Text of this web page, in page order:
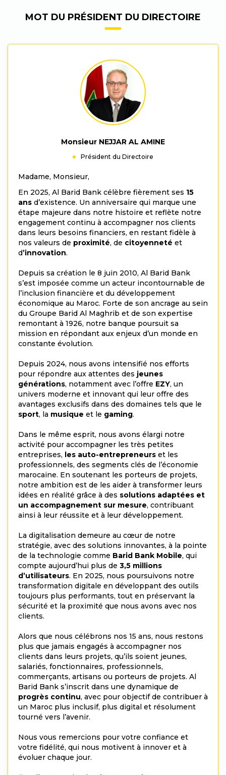
MOT DU PRÉSIDENT DU DIRECTOIRE
Monsieur NEJJAR AL AMINE
Président du Directoire
Madame, Monsieur,
En 2025, Al Barid Bank célèbre fièrement ses 15
ans d’existence. Un anniversaire qui marque une
étape majeure dans notre histoire et reflète notre
engagement continu à accompagner nos clients
dans leurs besoins financiers, en restant fidèle à
nos valeurs de proximité, de citoyenneté et
d’innovation.
Depuis sa création le 8 juin 2010, Al Barid Bank
s’est imposée comme un acteur incontournable de
l’inclusion financière et du développement
économique au Maroc. Forte de son ancrage au sein
du Groupe Barid Al Maghrib et de son expertise
remontant à 1926, notre banque poursuit sa
mission en répondant aux enjeux d’un monde en
constante évolution.
Depuis 2024, nous avons intensifié nos efforts
pour répondre aux attentes des jeunes
générations, notamment avec l’offre EZY, un
univers moderne et innovant qui leur offre des
avantages exclusifs dans des domaines tels que le
sport, la musique et le gaming.
Dans le même esprit, nous avons élargi notre
activité pour accompagner les très petites
entreprises, les auto-entrepreneurs et les
professionnels, des segments clés de l’économie
marocaine. En soutenant les porteurs de projets,
notre ambition est de les aider à transformer leurs
idées en réalité grâce à des solutions adaptées et
un accompagnement sur mesure, contribuant
ainsi à leur réussite et à leur développement.
La digitalisation demeure au cœur de notre
stratégie, avec des solutions innovantes, à la pointe
de la technologie comme Barid Bank Mobile, qui
compte aujourd’hui plus de 3,5 millions
d’utilisateurs. En 2025, nous poursuivons notre
transformation digitale en développant des outils
toujours plus performants, tout en préservant la
sécurité et la proximité que nous avons avec nos
clients.
Alors que nous célébrons nos 15 ans, nous restons
plus que jamais engagés à accompagner nos
clients dans leurs projets, qu’ils soient jeunes,
salariés, fonctionnaires, professionnels,
commerçants, artisans ou porteurs de projets. Al
Barid Bank s’inscrit dans une dynamique de
progrès continu, avec pour objectif de contribuer à
un Maroc plus inclusif, plus digital et résolument
tourné vers l’avenir.
Nous vous remercions pour votre confiance et
votre fidélité, qui nous motivent à innover et à
évoluer chaque jour.